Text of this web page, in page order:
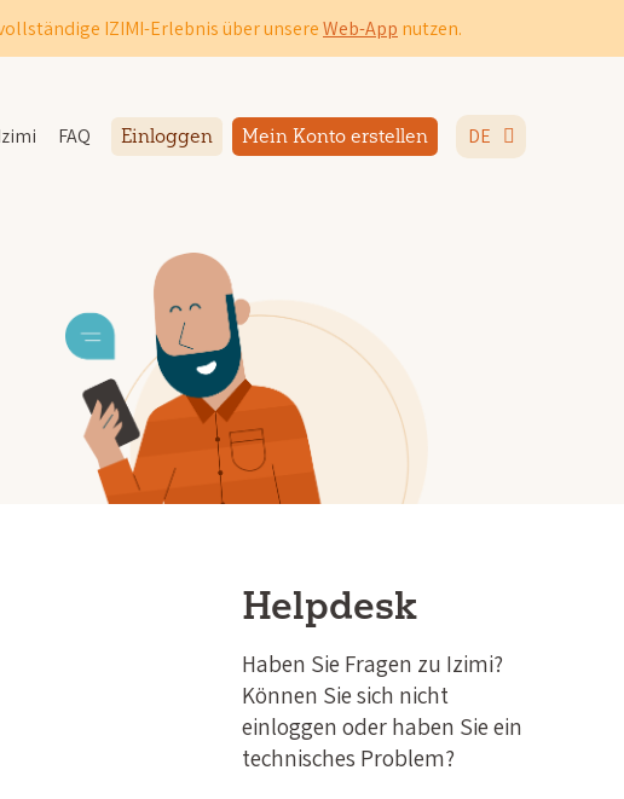
IZIMI-Erlebnis über unsereWeb-App nutzen.
FAQ Einloggen Mein Konto erstellen DE
Helpdesk
Haben Sie Fragen zu Izimi?
Können Sie sich nicht
einloggen oder haben Sie ein
technisches Problem?